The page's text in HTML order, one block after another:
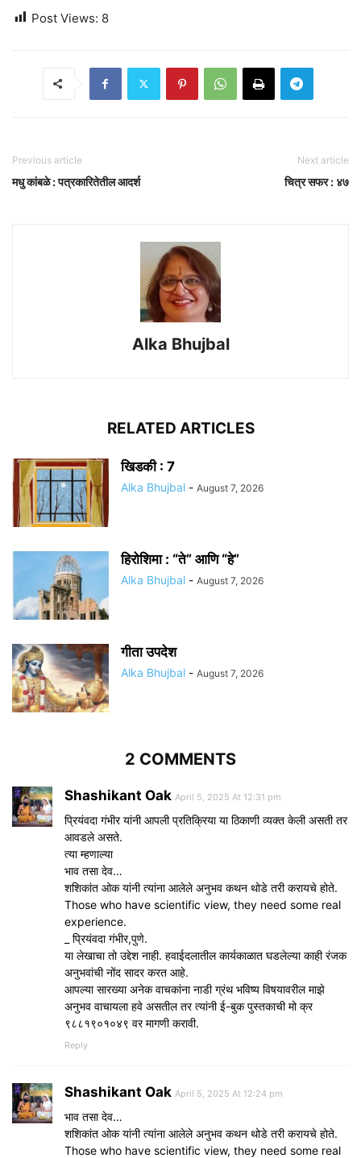
Post Views: 8
Previous article
मधु कांबळे : पत्रकारितेतील आदर्श
Next article
चित्र सफर : ४७
Alka Bhujbal
RELATED ARTICLES
खिडकी : 7
Alka Bhujbal - August 7, 2026
हिरोशिमा : “ते” आणि “हे”
Alka Bhujbal - August 7, 2026
गीता उपदेश
Alka Bhujbal - August 7, 2026
2 COMMENTS
Shashikant Oak April 5, 2025 At 12:31 pm
प्रियंवदा गंभीर यांनी आपली प्रतिक्रिया या ठिकाणी व्यक्त केली असती तर
आवडले असते.
त्या म्हणाल्या
भाव तसा देव…
शशिकांत ओक यांनी त्यांना आलेले अनुभव कथन थोडे तरी करायचे होते.
Those who have scientific view, they need some real
experience.
_ प्रियंवदा गंभीर,पुणे.
या लेखाचा तो उद्देश नाही. हवाईदलातील कार्यकाळात घडलेल्या काही रंजक
अनुभवांची नोंद सादर करत आहे.
आपल्या सारख्या अनेक वाचकांना नाडी ग्रंथ भविष्य विषयावरील माझे
अनुभव वाचायला हवे असतील तर त्यांनी ई-बुक पुस्तकाची मो क्र
९८८१९०१०४९ वर मागणी करावी.
Reply
Shashikant Oak April 5, 2025 At 12:24 pm
भाव तसा देव…
शशिकांत ओक यांनी त्यांना आलेले अनुभव कथन थोडे तरी करायचे होते.
Those who have scientific view, they need some real